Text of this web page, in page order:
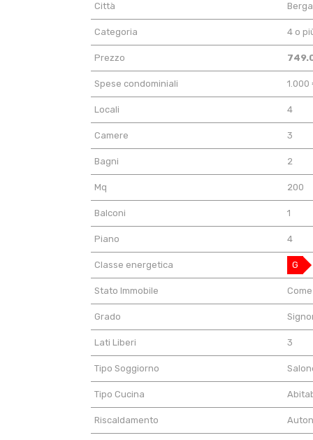
Città
Categoria 4 o
Prezzo
Spese condominiali
Locali 4
Camere 3
Bagni 2
Mq 200
Balconi 1
Piano 4
Classe energetica G
Stato Immobile
Grado
Lati Liberi 3
Tipo Soggiorno
Tipo Cucina
Riscaldamento